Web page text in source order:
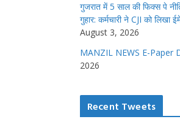
गुजरात में 5 साल की फिक्स पे
गुहार: कर्मचारी ने CJI को लिखा
August 3, 2026
MANZIL NEWS E-Paper
2026
Recent Tweets